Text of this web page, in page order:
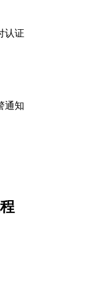
认证
通知